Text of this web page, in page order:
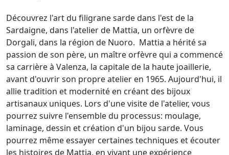
Découvrez l'art du filigrane sarde dans l'est de la
Sardaigne, dans l'atelier de Mattia, un orfèvre de
Dorgali, dans la région de Nuoro. Mattia a hérité sa
passion de son père, un maître orfèvre qui a commencé
sa carrière à Valenza, la capitale de la haute joaillerie,
avant d'ouvrir son propre atelier en 1965. Aujourd'hui, il
allie tradition et modernité en créant des bijoux
artisanaux uniques. Lors d'une visite de l'atelier, vous
pourrez suivre l'ensemble du processus: moulage,
laminage, dessin et création d'un bijou sarde. Vous
pourrez même essayer certaines techniques et écouter
les histoires de Mattia, en vivant une expérience